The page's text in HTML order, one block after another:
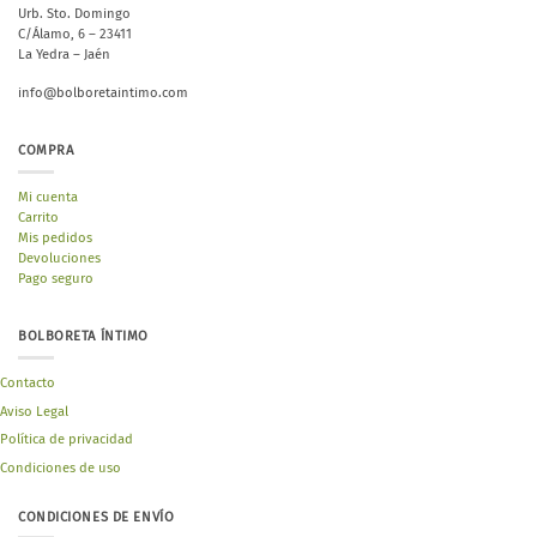
Urb. Sto. Domingo
C/Álamo, 6 – 23411
La Yedra – Jaén
info@bolboretaintimo.com
COMPRA
Mi cuenta
Carrito
Mis pedidos
Devoluciones
Pago seguro
BOLBORETA ÍNTIMO
Contacto
Aviso Legal
Política de privacidad
Condiciones de uso
CONDICIONES DE ENVÍO